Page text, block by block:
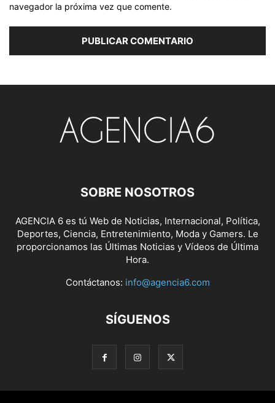
navegador la próxima vez que comente.
SOBRE NOSOTROS
AGENCIA 6 es tú Web de Noticias, Internacional, Política,
Deportes, Ciencia, Entretenimiento, Moda y Gamers. Le
proporcionamos las Últimas Noticias y Vídeos de Última
Hora.
Contáctanos: info@agencia6.com
SÍGUENOS